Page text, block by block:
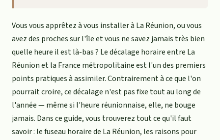
Vous vous apprêtez à vous installer à La Réunion, ou vous
avez des proches sur l'île et vous ne savez jamais très bien
quelle heure il est là-bas ? Le décalage horaire entre La
Réunion et la France métropolitaine est l'un des premiers
points pratiques à assimiler. Contrairement à ce que l'on
pourrait croire, ce décalage n'est pas fixe tout au long de
l'année — même si l'heure réunionnaise, elle, ne bouge
jamais. Dans ce guide, vous trouverez tout ce qu'il faut
savoir : le fuseau horaire de La Réunion, les raisons pour